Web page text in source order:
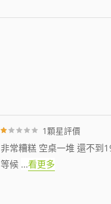
1顆星評價
非常糟糕 空桌一堆 還不到
等候 ...看更多